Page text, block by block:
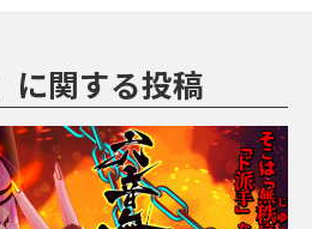
に関する投稿